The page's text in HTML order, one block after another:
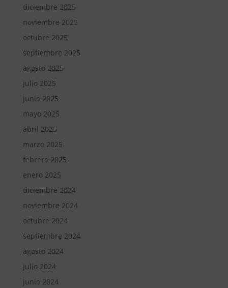
diciembre 2025
noviembre 2025
octubre 2025
septiembre 2025
agosto 2025
julio 2025
junio 2025
mayo 2025
abril 2025
marzo 2025
febrero 2025
enero 2025
diciembre 2024
noviembre 2024
octubre 2024
septiembre 2024
agosto 2024
julio 2024
junio 2024